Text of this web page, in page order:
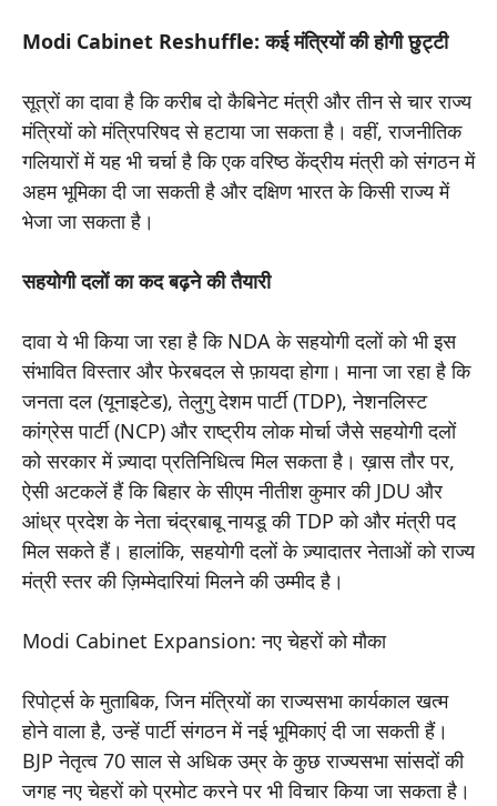
Modi Cabinet Reshuffle: कई मंत्रियों की होगी छुट्टी
सूत्रों का दावा है कि करीब दो कैबिनेट मंत्री और तीन से चार राज्य
मंत्रियों को मंत्रिपरिषद से हटाया जा सकता है। वहीं, राजनीतिक
गलियारों में यह भी चर्चा है कि एक वरिष्ठ केंद्रीय मंत्री को संगठन में
अहम भूमिका दी जा सकती है और दक्षिण भारत के किसी राज्य में
भेजा जा सकता है।
सहयोगी दलों का कद बढ़ने की तैयारी
दावा ये भी किया जा रहा है कि NDA के सहयोगी दलों को भी इस
संभावित विस्तार और फेरबदल से फ़ायदा होगा। माना जा रहा है कि
जनता दल (यूनाइटेड), तेलुगु देशम पार्टी (TDP), नेशनलिस्ट
कांग्रेस पार्टी (NCP) और राष्ट्रीय लोक मोर्चा जैसे सहयोगी दलों
को सरकार में ज़्यादा प्रतिनिधित्व मिल सकता है। ख़ास तौर पर,
ऐसी अटकलें हैं कि बिहार के सीएम नीतीश कुमार की JDU और
आंध्र प्रदेश के नेता चंद्रबाबू नायडू की TDP को और मंत्री पद
मिल सकते हैं। हालांकि, सहयोगी दलों के ज़्यादातर नेताओं को राज्य
मंत्री स्तर की ज़िम्मेदारियां मिलने की उम्मीद है।
Modi Cabinet Expansion: नए चेहरों को मौका
रिपोर्ट्स के मुताबिक, जिन मंत्रियों का राज्यसभा कार्यकाल खत्म
होने वाला है, उन्हें पार्टी संगठन में नई भूमिकाएं दी जा सकती हैं।
BJP नेतृत्व 70 साल से अधिक उम्र के कुछ राज्यसभा सांसदों की
जगह नए चेहरों को प्रमोट करने पर भी विचार किया जा सकता है।